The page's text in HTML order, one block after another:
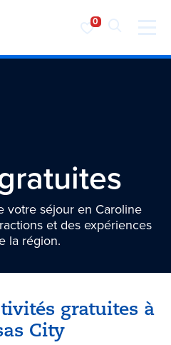
votre séjour en Caroline
et des expériences
la région.
gratuites à
City